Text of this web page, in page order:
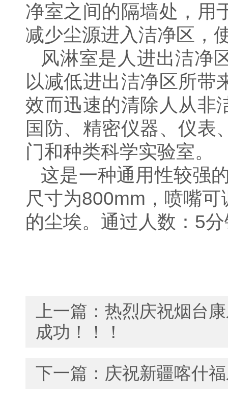
净室之间的隔墙处，用
减少尘源进入洁净区，
风淋室是人进出洁净
以减低进出洁净区所带
效而迅速的清除人从非
国防、精密仪器、仪表
门和种类科学实验室。
这是一种通用性较强
尺寸为800mm ，喷嘴
的尘埃。通过人数： 5
上一篇： 热烈庆祝烟台
成功！！！
下一篇： 庆祝新疆喀什